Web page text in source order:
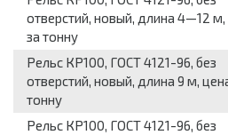
отверстий, новый, длина 4—12 м,
за тонну
Рельс КР100, ГОСТ 4121-96, без
отверстий, новый, длина 9 м,
тонну
Рельс КР100, ГОСТ 4121-96, без